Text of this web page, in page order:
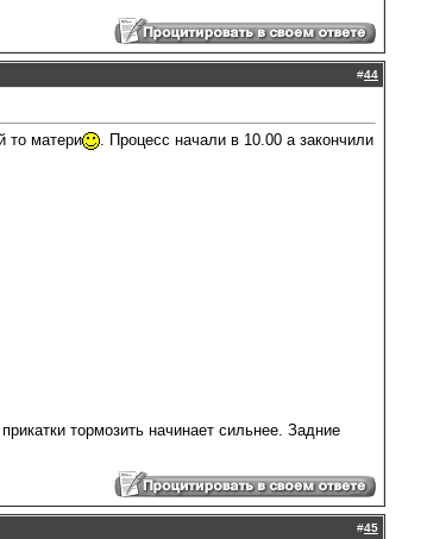
#44
то матери
. Процесс начали в 10.00 а закончили
тормозить начинает сильнее. Задние
#45